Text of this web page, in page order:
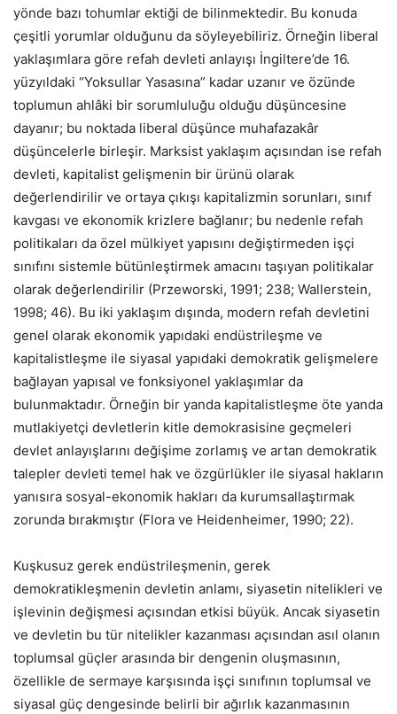
yönde bazı tohumlar ektiği de bilinmektedir. Bu konuda
çeşitli yorumlar olduğunu da söyleyebiliriz. Örneğin liberal
yaklaşımlara göre refah devleti anlayışı İngiltere’de 16.
yüzyıldaki “Yoksullar Yasasına” kadar uzanır ve özünde
toplumun ahlâki bir sorumluluğu olduğu düşüncesine
dayanır; bu noktada liberal düşünce muhafazakâr
düşüncelerle birleşir. Marksist yaklaşım açısından ise refah
devleti, kapitalist gelişmenin bir ürünü olarak
değerlendirilir ve ortaya çıkışı kapitalizmin sorunları, sınıf
kavgası ve ekonomik krizlere bağlanır; bu nedenle refah
politikaları da özel mülkiyet yapısını değiştirmeden işçi
sınıfını sistemle bütünleştirmek amacını taşıyan politikalar
olarak değerlendirilir (Przeworski, 1991; 238; Wallerstein,
1998; 46). Bu iki yaklaşım dışında, modern refah devletini
genel olarak ekonomik yapıdaki endüstrileşme ve
kapitalistleşme ile siyasal yapıdaki demokratik gelişmelere
bağlayan yapısal ve fonksiyonel yaklaşımlar da
bulunmaktadır. Örneğin bir yanda kapitalistleşme öte yanda
mutlakiyetçi devletlerin kitle demokrasisine geçmeleri
devlet anlayışlarını değişime zorlamış ve artan demokratik
talepler devleti temel hak ve özgürlükler ile siyasal hakların
yanısıra sosyal-ekonomik hakları da kurumsallaştırmak
zorunda bırakmıştır (Flora ve Heidenheimer, 1990; 22).
Kuşkusuz gerek endüstrileşmenin, gerek
demokratikleşmenin devletin anlamı, siyasetin nitelikleri ve
işlevinin değişmesi açısından etkisi büyük. Ancak siyasetin
ve devletin bu tür nitelikler kazanması açısından asıl olanın
toplumsal güçler arasında bir dengenin oluşmasının,
özellikle de sermaye karşısında işçi sınıfının toplumsal ve
siyasal güç dengesinde belirli bir ağırlık kazanmasının